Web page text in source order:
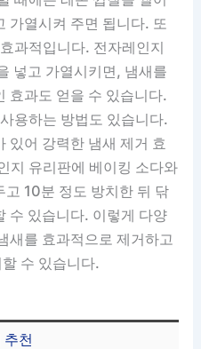
가열시켜 주면 됩니다. 또
과적입니다. 전자레인지
넣고 가열시키면, 냄새를
효과도 얻을 수 있습니다.
용하는 방법도 있습니다.
있어 강력한 냄새 제거 효
지 유리판에 베이킹 소다와
고 10분 정도 방치한 뒤 닦
수 있습니다. 이렇게 다양
새를 효과적으로 제거하고
수 있습니다.
천